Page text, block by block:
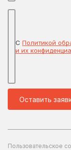
С Политикой
и их
Оставить
Пользовательское